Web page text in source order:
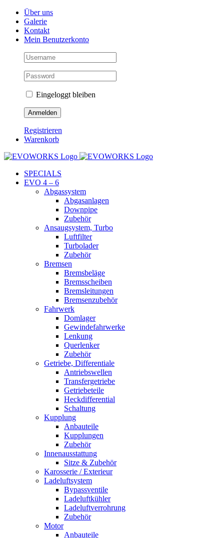
Skip
content
Facebook
Instagram
YouTubeÜber uns
Galerie
Kontakt
Mein Benutzerkonto
Eingeloggt bleiben
Registrieren
Warenkorb
SPECIALS
EVO 4 – 6
Abgassystem
Abgasanlagen
Downpipe
Zubehör
Ansaugsystem, Turbo
Luftfilter
Turbolader
Zubehör
Bremsen
Bremsbeläge
Bremsscheiben
Bremsleitungen
Bremsenzubehör
Fahrwerk
Domlager
Gewindefahrwerke
Lenkung
Querlenker
Zubehör
Getriebe, Differentiale
Antriebswellen
Transfergetriebe
Getriebeteile
Heckdifferential
Schaltung
Kupplung
Anbauteile
Kupplungen
Zubehör
Innenausstattung
Sitze & Zubehör
Karosserie / Exterieur
Ladeluftsystem
Bypassventile
Ladeluftkühler
Ladeluftverrohrung
Zubehör
Motor
Anbauteile